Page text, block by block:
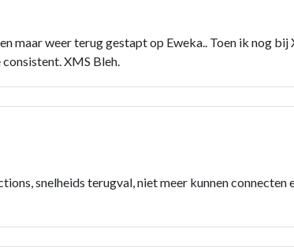
maar weer terug gestapt op Eweka.. Toen ik nog bij
XMS Bleh.
snelheids terugval, niet meer kunnen connecten